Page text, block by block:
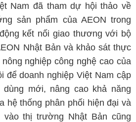
Nam đã tham dự hội thảo về
sản phẩm của AEON trong
kết nối giao thương với bộ
Nhật Bản và khảo sát thực
nghiệp công nghệ cao của
để doanh nghiệp Việt Nam cập
mới, nâng cao khả năng
hệ thống phân phối hiện đại và
vào thị trường Nhật Bản cũng